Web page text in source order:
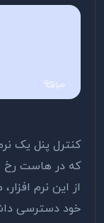
کنترل پنل یک
که در هاست رخ
از این نرم
خود دسترسی